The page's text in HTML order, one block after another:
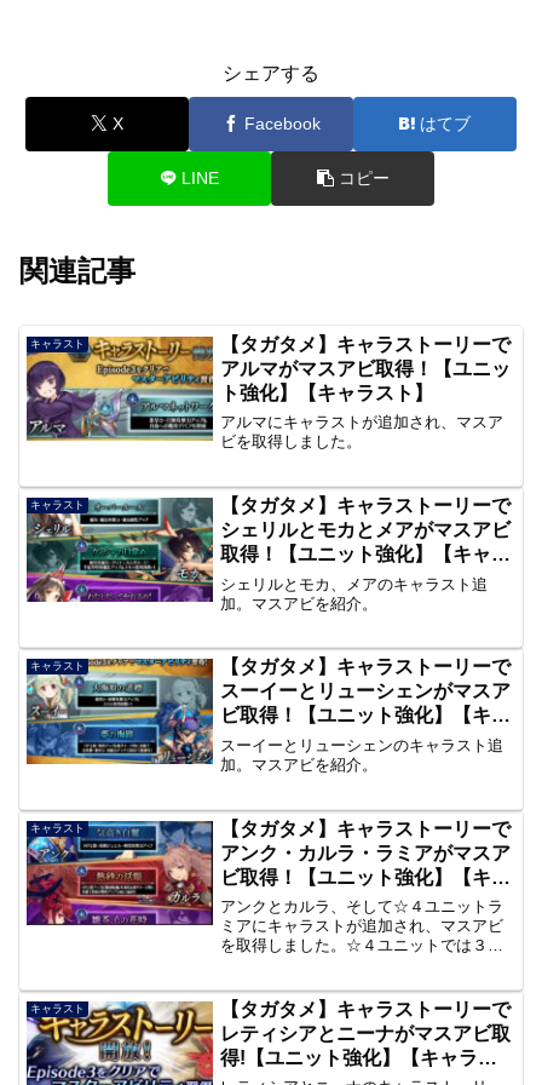
シェアする
X Facebook はてブ
LINE コピー
関連記事
キャラスト
【タガタメ】キャラストーリーで
アルマがマスアビ取得！【ユニッ
ト強化】【キャラスト】
アルマにキャラストが追加され、マスア
ビを取得しました。
キャラスト
【タガタメ】キャラストーリーで
シェリルとモカとメアがマスアビ
取得！【ユニット強化】【キャラ
スト】
シェリルとモカ、メアのキャラスト追
加。マスアビを紹介。
キャラスト
【タガタメ】キャラストーリーで
スーイーとリューシェンがマスア
ビ取得！【ユニット強化】【キャ
ラスト】
スーイーとリューシェンのキャラスト追
加。マスアビを紹介。
キャラスト
【タガタメ】キャラストーリーで
アンク・カルラ・ラミアがマスア
ビ取得！【ユニット強化】【キャ
ラスト】
アンクとカルラ、そして☆４ユニットラ
ミアにキャラストが追加され、マスアビ
を取得しました。☆４ユニットでは３人
化、ラミアキャラスト・強化アンクキャ
ラスト・強化副長になるか...
キャラスト
【タガタメ】キャラストーリーで
レティシアとニーナがマスアビ取
得!【ユニット強化】【キャラス